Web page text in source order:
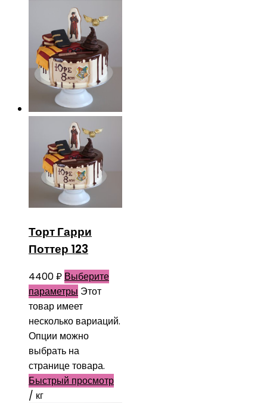
Торт Гарри
Поттер 123
4400₽ Выберите
параметры Этот
товар имеет
несколько вариаций.
Опции можно
выбрать на
странице товара.
Быстрый просмотр
/ кг